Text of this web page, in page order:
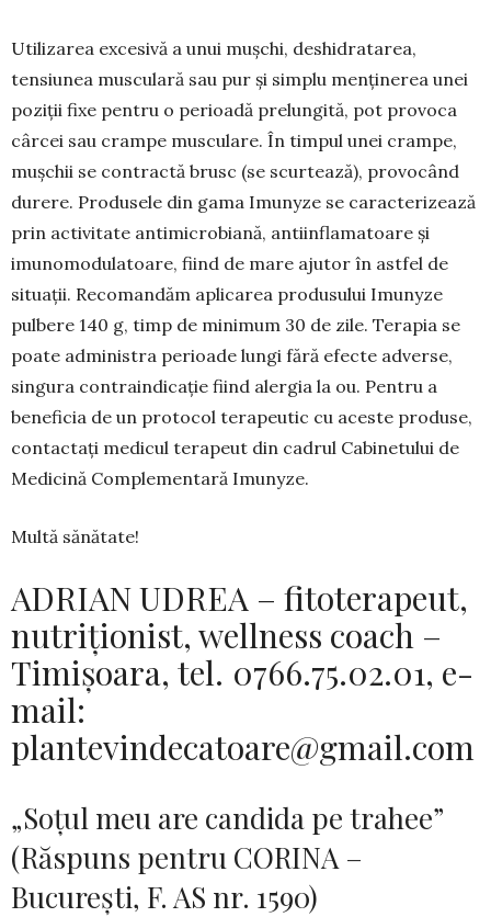
Utilizarea excesivă a unui mușchi, deshidra­tarea,
tensiunea muscu­lară sau pur și simplu men­ținerea unei
poziții fixe pen­tru o perioadă pre­lungită, pot provoca
cârcei sau cram­pe mus­culare. În timpul unei cram­pe,
mușchii se con­trac­tă brusc (se scurtea­ză), pro­vocând
durere. Produse­le din gama Imu­nyze se carac­terizează
prin activitate an­ti­­micro­biană, antiin­fla­ma­toare și
imunomodulatoare, fi­ind de mare ajutor în astfel de
situații. Reco­man­dăm apli­­­carea pro­dusului Imu­nyze
pulbere 140 g, timp de minimum 30 de zile. Terapia se
poate administra perioade lungi fără efecte adverse,
singura contraindicație fiind alergia la ou. Pentru a
bene­ficia de un protocol terapeu­tic cu aceste produse,
contactaţi medicul terapeut din cadrul Cabinetului de
Medicină Complemen­tară Imunyze.
Multă sănătate!
ADRIAN UDREA – fitoterapeut,
nutriționist, wellness coach –
Timișoara, tel. 0766.75.02.01, e-
mail:
plantevindecatoare@gmail.com
„Soțul meu are candida pe trahee”
(Răspuns pentru CORINA –
București, F. AS nr. 1590)